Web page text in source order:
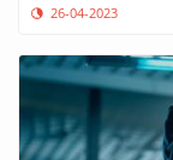
26-04-2023